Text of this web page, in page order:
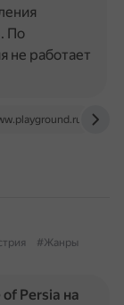
По
не работает
#Жанры
Persia на